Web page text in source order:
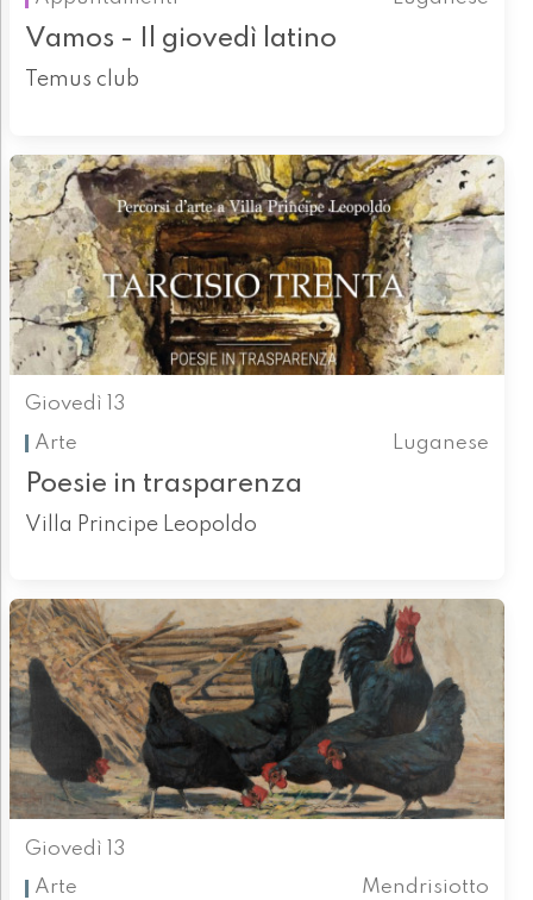
Vamos - Il giovedì latino
Temus club
Giovedì 13
Arte
Luganese
Poesie in trasparenza
Villa Principe Leopoldo
Giovedì 13
Arte
Mendrisiotto